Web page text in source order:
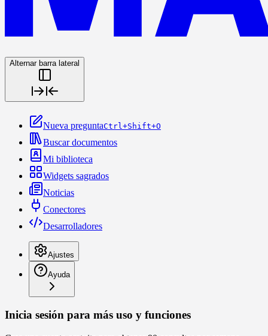
Alternar barra lateral
Nueva preguntaCtrl+Shift+O
Buscar documentos
Mi biblioteca
Widgets sagrados
Noticias
Conectores
Desarrolladores
Ajustes
Ayuda
Inicia sesión para más uso y funciones